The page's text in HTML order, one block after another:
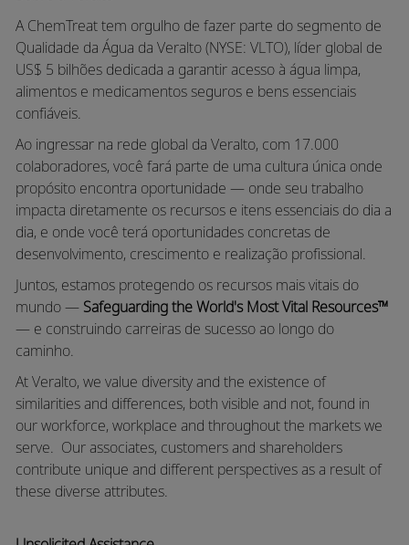
A ChemTreat tem orgulho de fazer parte do segmento de
Qualidade da Água da Veralto (NYSE: VLTO), líder global de
US$ 5 bilhões dedicada a garantir acesso à água limpa,
alimentos e medicamentos seguros e bens essenciais
confiáveis.
Ao ingressar na rede global da Veralto, com 17.000
colaboradores, você fará parte de uma cultura única onde
propósito encontra oportunidade — onde seu trabalho
impacta diretamente os recursos e itens essenciais do dia a
dia, e onde você terá oportunidades concretas de
desenvolvimento, crescimento e realização profissional.
Juntos, estamos protegendo os recursos mais vitais do
mundo — Safeguarding the World's Most Vital Resources™
— e construindo carreiras de sucesso ao longo do
caminho.
At Veralto, we value diversity and the existence of
similarities and differences, both visible and not, found in
our workforce, workplace and throughout the markets we
serve. Our associates, customers and shareholders
contribute unique and different perspectives as a result of
these diverse attributes.